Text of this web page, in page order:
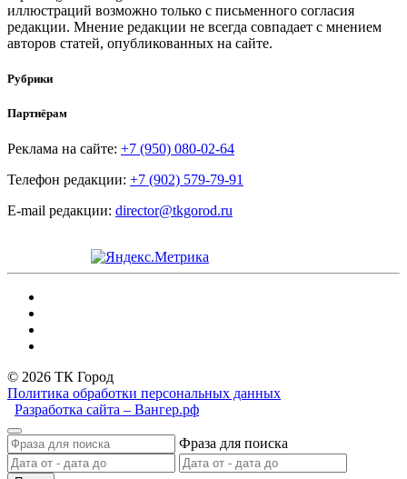
иллюстраций возможно только с письменного согласия
редакции. Мнение редакции не всегда совпадает с мнением
авторов статей, опубликованных на сайте.
Рубрики
Партнёрам
Реклама на сайте: +7 (950) 080-02-64
Телефон редакции: +7 (902) 579-79-91
E-mail редакции: director@tkgorod.ru
© 2026 ТК Город
Политика обработки персональных данных
Разработка сайта – Вангер.рф
Фраза для поиска